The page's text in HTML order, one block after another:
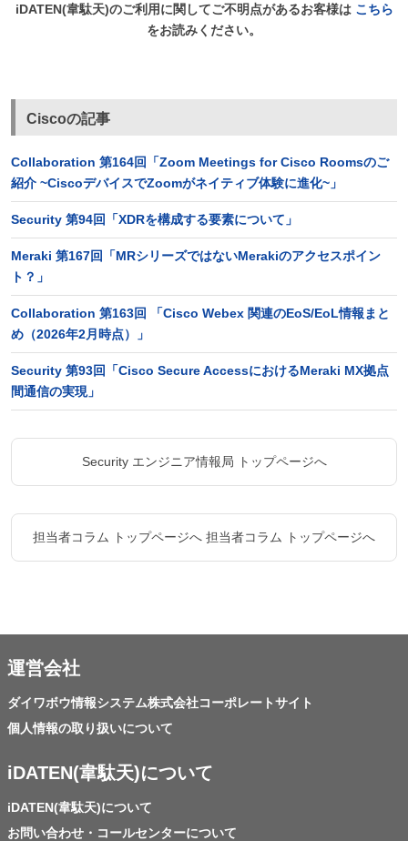
iDATEN(韋駄天)のご利用に関してご不明点があるお客様は こちら
をお読みください。
Ciscoの記事
Collaboration 第164回「Zoom Meetings for Cisco Roomsのご
紹介 ~CiscoデバイスでZoomがネイティブ体験に進化~」
Security 第94回「XDRを構成する要素について」
Meraki 第167回「MRシリーズではないMerakiのアクセスポイン
ト？」
Collaboration 第163回 「Cisco Webex 関連のEoS/EoL情報まと
め（2026年2月時点）」
Security 第93回「Cisco Secure AccessにおけるMeraki MX拠点
間通信の実現」
Security エンジニア情報局 トップページへ
担当者コラム トップページへ 担当者コラム トップページへ
運営会社
ダイワボウ情報システム株式会社コーポレートサイト
個人情報の取り扱いについて
iDATEN(韋駄天)について
iDATEN(韋駄天)について
お問い合わせ・コールセンターについて